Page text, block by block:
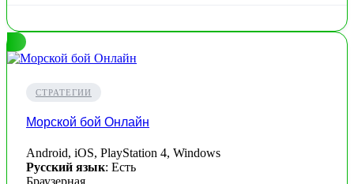
СТРАТЕГИИ
Морской бой Онлайн
Android, iOS, PlayStation 4, Windows
Русский язык: Есть